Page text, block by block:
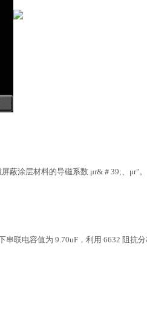
蔽涂层材料的导磁系数 μr&＃39;、μr"。
联电容值为 9.70uF，利用 6632 阻抗